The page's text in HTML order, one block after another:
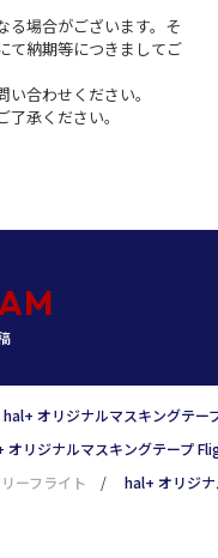
hal+ オリジナルマスキングテー
オリジナルマスキングテープ
ーフライト / hal+ オリジ
場合がございます。そ
て納期等につきましてご
合わせください。
承ください。